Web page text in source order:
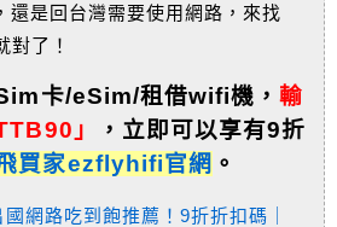
還是回台灣需要使用網路，來找
對了！
卡/eSim/租借wifi機，輸
」
， 立即可以享有9折
買家ezflyhifi官網 。
國網路吃到飽推薦！9折折扣碼｜